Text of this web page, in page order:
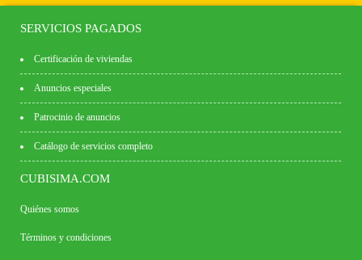
SERVICIOS PAGADOS
Certificación de viviendas
Anuncios especiales
Patrocinio de anuncios
Catálogo de servicios completo
CUBISIMA.COM
Quiénes somos
Términos y condiciones